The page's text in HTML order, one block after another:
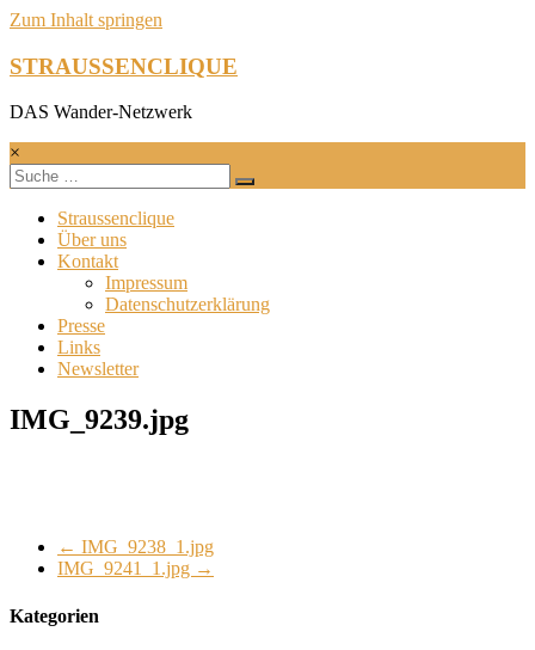
Zum Inhalt springen
STRAUSSENCLIQUE
DAS Wander-Netzwerk
×
Straussenclique
Über uns
Kontakt
Impressum
Datenschutzerklärung
Presse
Links
Newsletter
IMG_9239.jpg
← IMG_9238_1.jpg
IMG_9241_1.jpg →
Kategorien